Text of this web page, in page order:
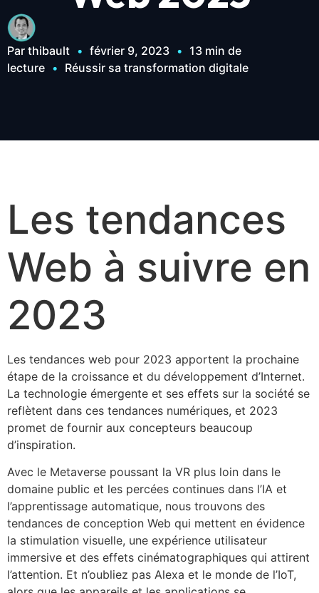
Par thibault • février 9, 2023 • 13 min de
lecture • Réussir sa transformation digitale
Les tendances
Web à suivre en
2023
Les tendances web pour 2023 apportent la prochaine
étape de la croissance et du développement d’Internet.
La technologie émergente et ses effets sur la société se
reflètent dans ces tendances numériques, et 2023
promet de fournir aux concepteurs beaucoup
d’inspiration.
Avec le Metaverse poussant la VR plus loin dans le
domaine public et les percées continues dans l’IA et
l’apprentissage automatique, nous trouvons des
tendances de conception Web qui mettent en évidence
la stimulation visuelle, une expérience utilisateur
immersive et des effets cinématographiques qui attirent
l’attention. Et n’oubliez pas Alexa et le monde de l’IoT,